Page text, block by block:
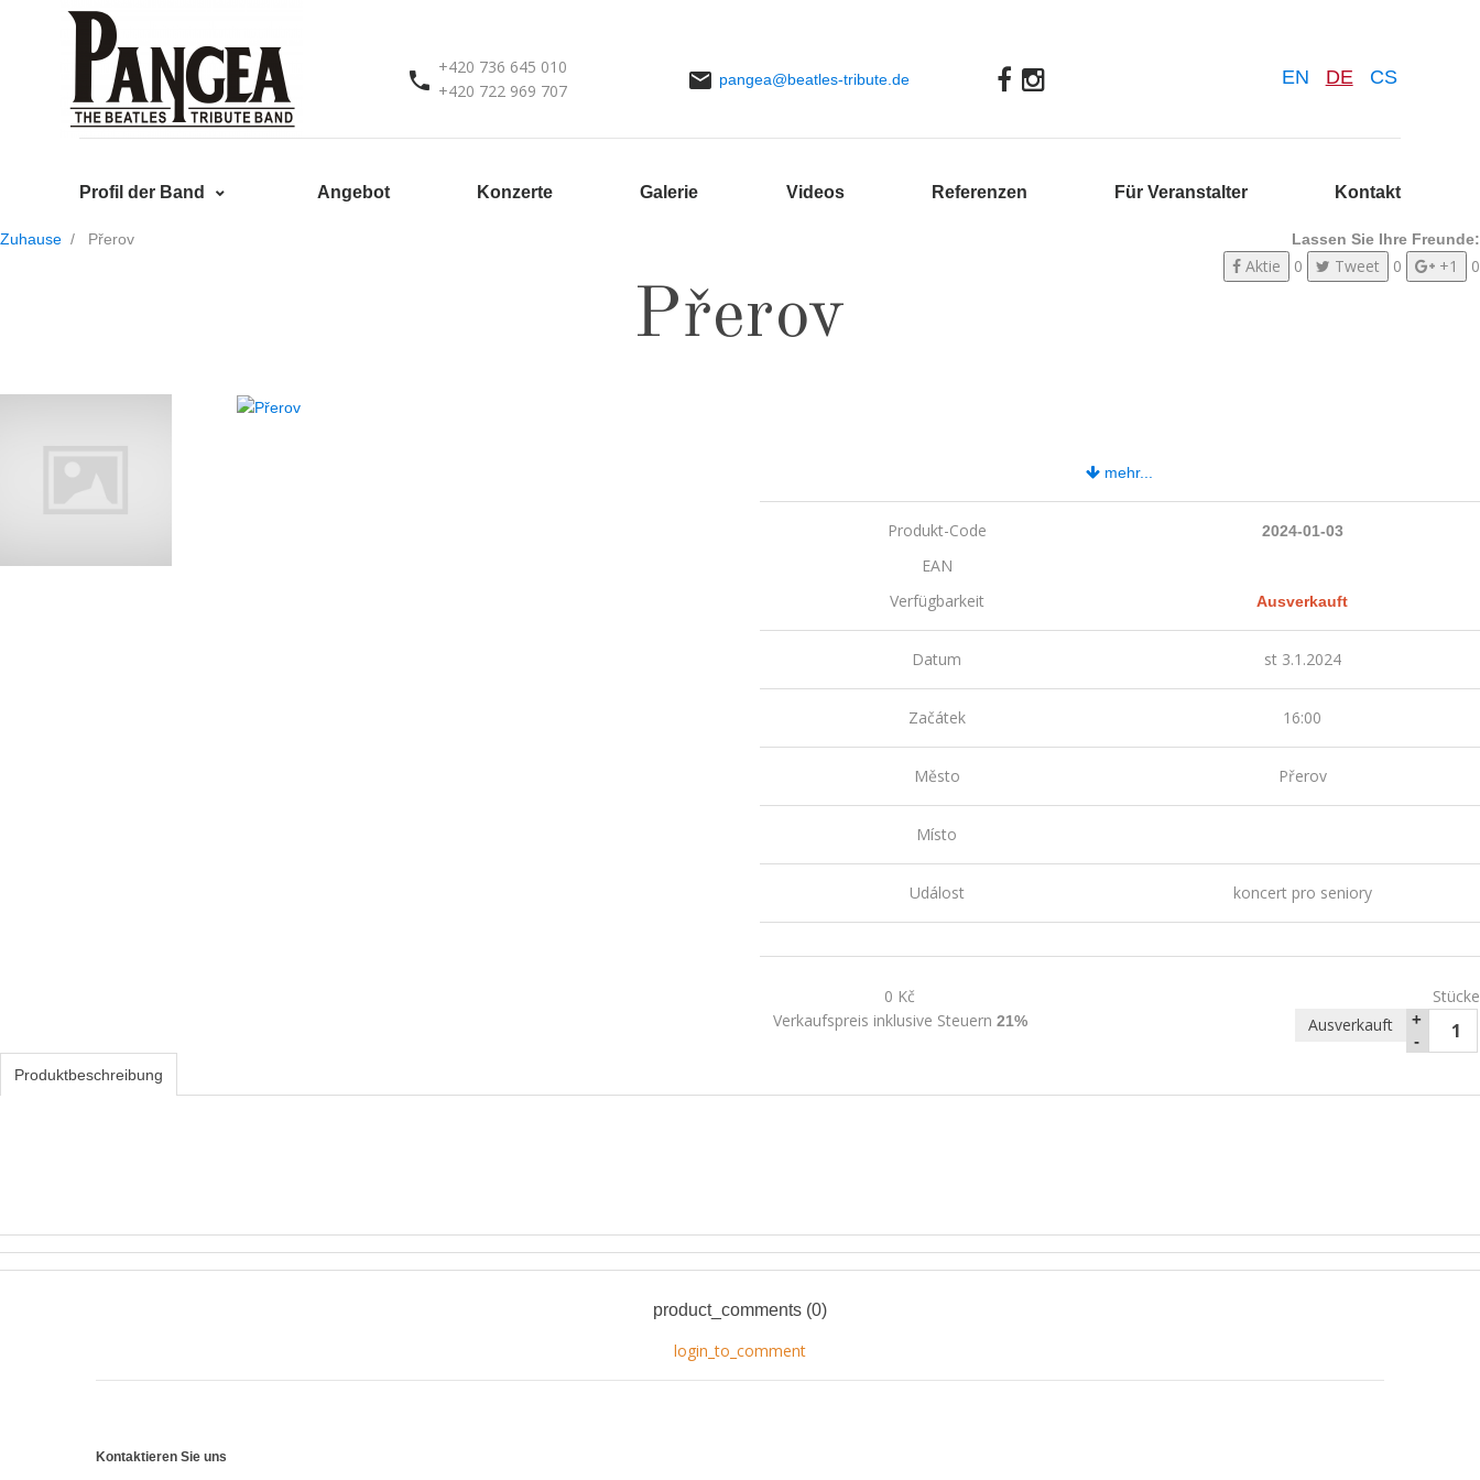
+420 736 645 010
+420 722 969 707
pangea@beatles-tribute.de EN DE CS
Profil der Band Angebot Konzerte Galerie Videos Referenzen Für Veranstalter Kontakt
Zuhause Přerov Lassen Sie Ihre Freunde:
Aktie 0 Tweet 0 +1 0
Přerov
mehr...
Produkt-Code 2024-01-03
EAN
Verfügbarkeit
Ausverkauft
Datum st 3.1.2024
Začátek 16:00
Město Přerov
Místo
Událost koncert pro seniory
0 Kč
Verkaufspreis inklusive Steuern 21%
Stücke
+
-
Ausverkauft
Produktbeschreibung
product_comments (0)
login_to_comment
Kontaktieren Sie uns